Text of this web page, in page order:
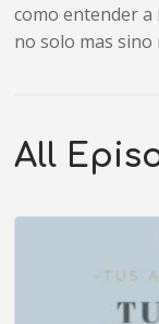
como entender
no solo mas sino
All